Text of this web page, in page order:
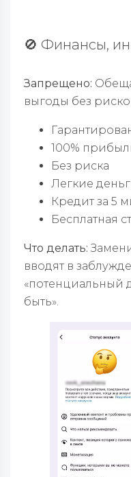
🚫 Финансы,
Запрещено:
выгоды без
100%
Без риска
Легкие
Кредит за 5
Бесплатная
Что делать:
вводят в
«потенциальный
быть».